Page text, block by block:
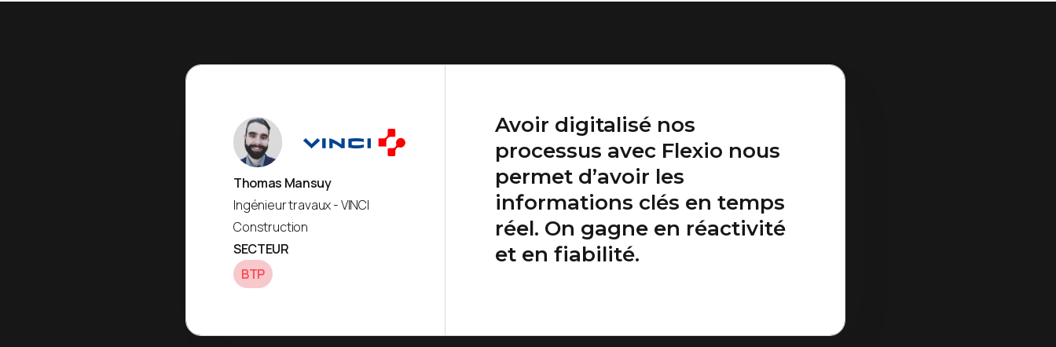
Thomas Mansuy
Ingénieur travaux - VINCI
Construction
SECTEUR
BTP
Avoir digitalisé nos
processus avec Flexio nous
permet d’avoir les
informations clés en temps
réel. On gagne en réactivité
et en fiabilité.